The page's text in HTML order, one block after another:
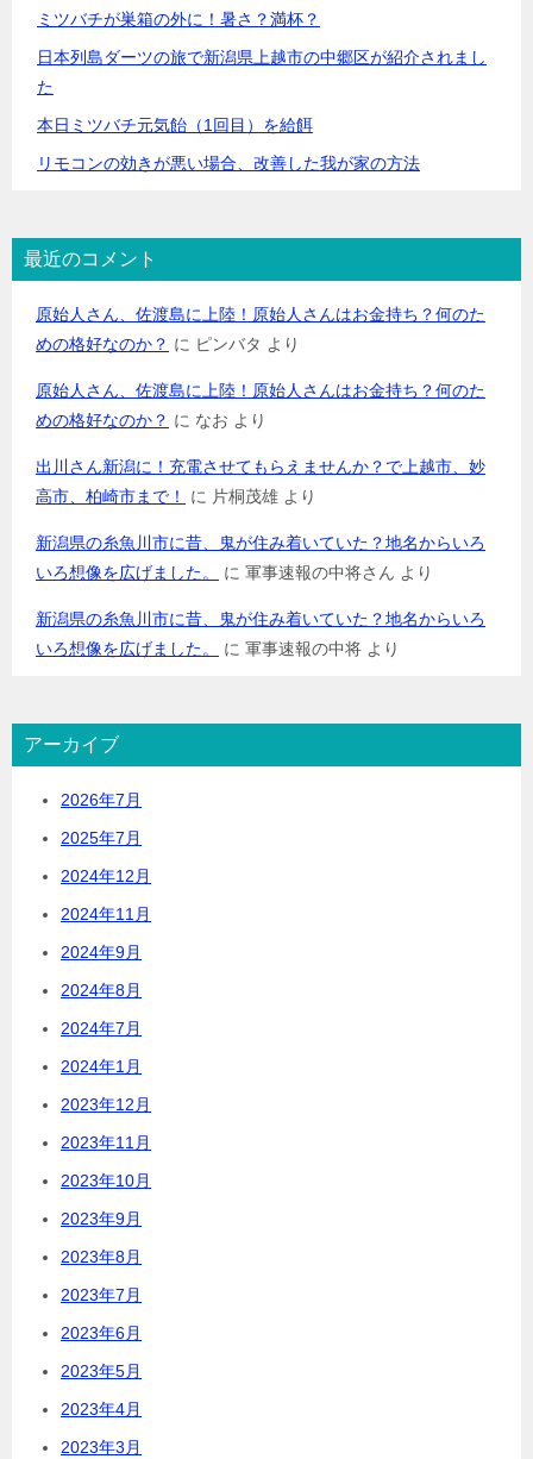
ミツバチが巣箱の外に！暑さ？満杯？
日本列島ダーツの旅で新潟県上越市の中郷区が紹介されまし
た
本日ミツバチ元気飴（1回目）を給餌
リモコンの効きが悪い場合、改善した我が家の方法
最近のコメント
原始人さん、佐渡島に上陸！原始人さんはお金持ち？何のた
めの格好なのか？ に ピンバタ より
原始人さん、佐渡島に上陸！原始人さんはお金持ち？何のた
めの格好なのか？ に なお より
出川さん新潟に！充電させてもらえませんか？で上越市、妙
高市、柏崎市まで！
に 片桐茂雄 より
新潟県の糸魚川市に昔、鬼が住み着いていた？地名からいろ
いろ想像を広げました。
に 軍事速報の中将さん より
新潟県の糸魚川市に昔、鬼が住み着いていた？地名からいろ
いろ想像を広げました。
に 軍事速報の中将 より
アーカイブ
2026年7月
2025年7月
2024年12月
2024年11月
2024年9月
2024年8月
2024年7月
2024年1月
2023年12月
2023年11月
2023年10月
2023年9月
2023年8月
2023年7月
2023年6月
2023年5月
2023年4月
2023年3月